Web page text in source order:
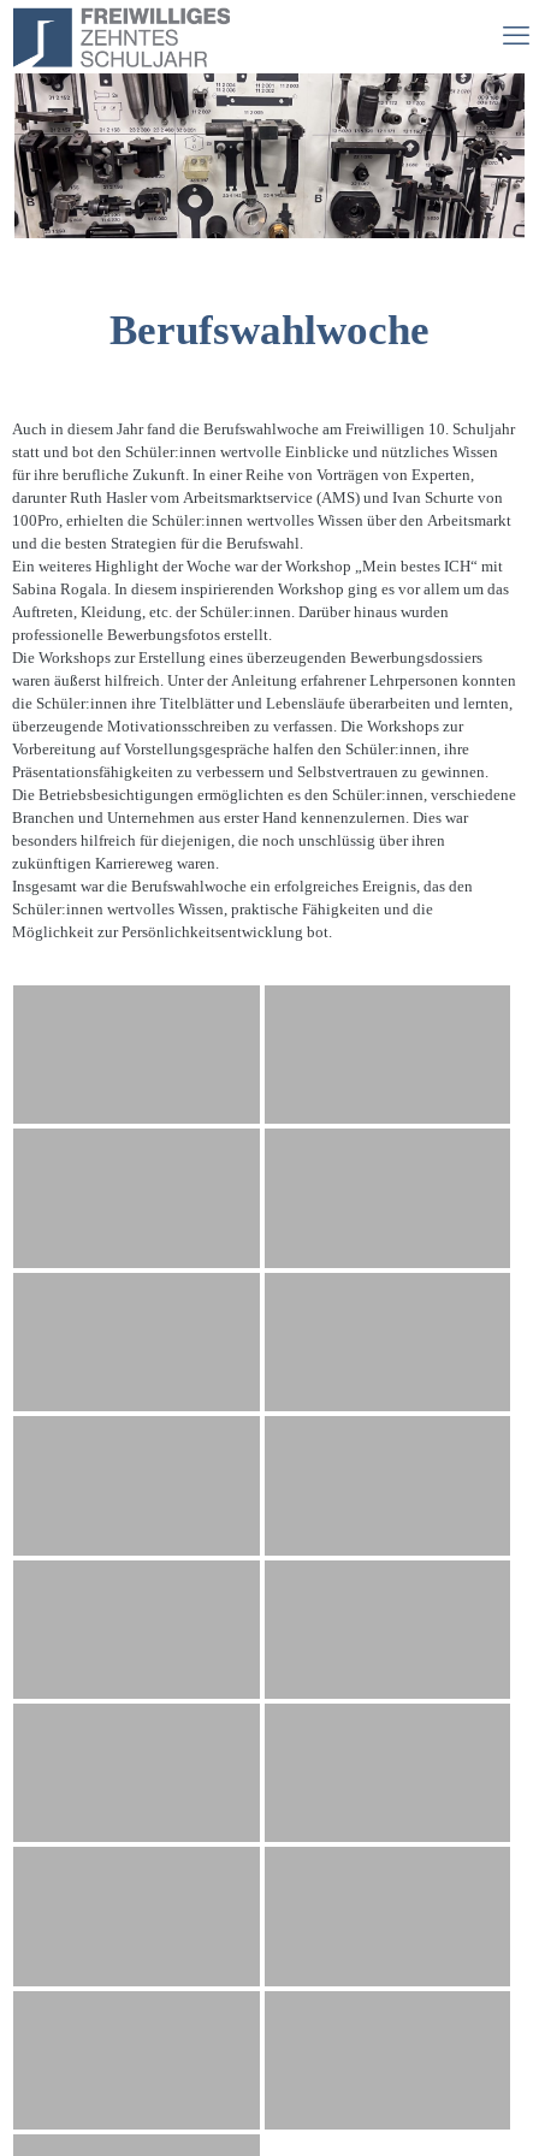
Berufswahlwoche
Auch in diesem Jahr fand die Berufswahlwoche am Freiwilligen 10. Schuljahr
statt und bot den Schüler:innen wertvolle Einblicke und nützliches Wissen
für ihre berufliche Zukunft. In einer Reihe von Vorträgen von Experten,
darunter Ruth Hasler vom Arbeitsmarktservice (AMS) und Ivan Schurte von
100Pro, erhielten die Schüler:innen wertvolles Wissen über den Arbeitsmarkt
und die besten Strategien für die Berufswahl.
Ein weiteres Highlight der Woche war der Workshop „Mein bestes ICH“ mit
Sabina Rogala. In diesem inspirierenden Workshop ging es vor allem um das
Auftreten, Kleidung, etc. der Schüler:innen. Darüber hinaus wurden
professionelle Bewerbungsfotos erstellt.
Die Workshops zur Erstellung eines überzeugenden Bewerbungsdossiers
waren äußerst hilfreich. Unter der Anleitung erfahrener Lehrpersonen konnten
die Schüler:innen ihre Titelblätter und Lebensläufe überarbeiten und lernten,
überzeugende Motivationsschreiben zu verfassen. Die Workshops zur
Vorbereitung auf Vorstellungsgespräche halfen den Schüler:innen, ihre
Präsentationsfähigkeiten zu verbessern und Selbstvertrauen zu gewinnen.
Die Betriebsbesichtigungen ermöglichten es den Schüler:innen, verschiedene
Branchen und Unternehmen aus erster Hand kennenzulernen. Dies war
besonders hilfreich für diejenigen, die noch unschlüssig über ihren
zukünftigen Karriereweg waren.
Insgesamt war die Berufswahlwoche ein erfolgreiches Ereignis, das den
Schüler:innen wertvolles Wissen, praktische Fähigkeiten und die
Möglichkeit zur Persönlichkeitsentwicklung bot.